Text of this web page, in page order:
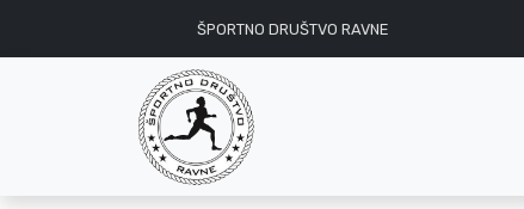
ŠPORTNO DRUŠTVO RAVNE